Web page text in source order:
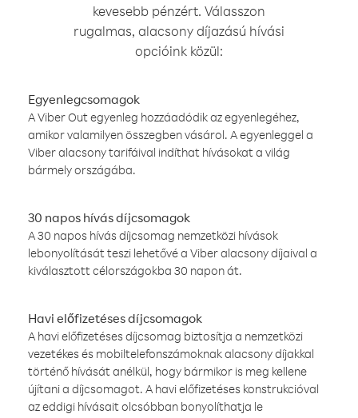
kevesebb pénzért. Válasszon
rugalmas, alacsony díjazású hívási
opcióink közül:
Egyenlegcsomagok
A Viber Out egyenleg hozzáadódik az egyenlegéhez,
amikor valamilyen összegben vásárol. A egyenleggel a
Viber alacsony tarifáival indíthat hívásokat a világ
bármely országába.
30 napos hívás díjcsomagok
A 30 napos hívás díjcsomag nemzetközi hívások
lebonyolítását teszi lehetővé a Viber alacsony díjaival a
kiválasztott célországokba 30 napon át.
Havi előfizetéses díjcsomagok
A havi előfizetéses díjcsomag biztosítja a nemzetközi
vezetékes és mobiltelefonszámoknak alacsony díjakkal
történő hívását anélkül, hogy bármikor is meg kellene
újítani a díjcsomagot. A havi előfizetéses konstrukcióval
az eddigi hívásait olcsóbban bonyolíthatja le